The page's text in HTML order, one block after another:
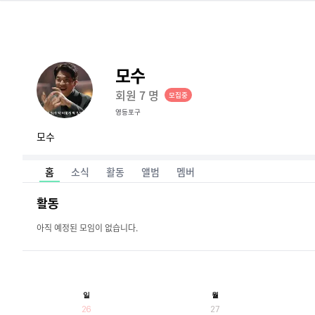
모수
회원 7 명
모집중
영등포구
모수
홈 소식 활동 앨범 멤버
활동
아직 예정된 모임이 없습니다.
일 월
26 27